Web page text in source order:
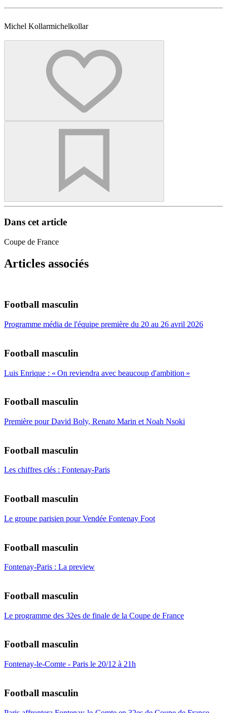
Michel Kollarmichelkollar
Dans cet article
Coupe de France
Articles associés
Football masculin
Programme média de l'équipe première du 20 au 26 avril 2026
Football masculin
Luis Enrique : « On reviendra avec beaucoup d'ambition »
Football masculin
Première pour David Boly, Renato Marin et Noah Nsoki
Football masculin
Les chiffres clés : Fontenay-Paris
Football masculin
Le groupe parisien pour Vendée Fontenay Foot
Football masculin
Fontenay-Paris : La preview
Football masculin
Le programme des 32es de finale de la Coupe de France
Football masculin
Fontenay-le-Comte - Paris le 20/12 à 21h
Football masculin